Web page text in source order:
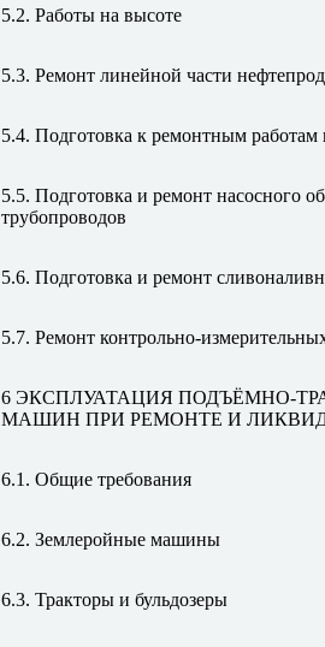
5.2. Работы на высоте
5.3. Ремонт линейной части
5.4. Подготовка к ремонтным работам
5.5. Подготовка и ремонт насосного
трубопроводов
5.6. Подготовка и ремонт
5.7. Ремонт контрольно-
6 ЭКСПЛУАТАЦИЯ ПОДЪЁМНО-
МАШИН ПРИ РЕМОНТЕ И
6.1. Общие требования
6.2. Землеройные машины
6.3. Тракторы и бульдозеры